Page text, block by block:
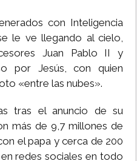
con Inteligencia
le ve llegando al cielo,
Juan Pablo II y
por Jesús, con quien
«entre las nubes».
tras el anuncio de su
más de 9,7 millones de
el papa y cerca de 200
redes sociales en todo